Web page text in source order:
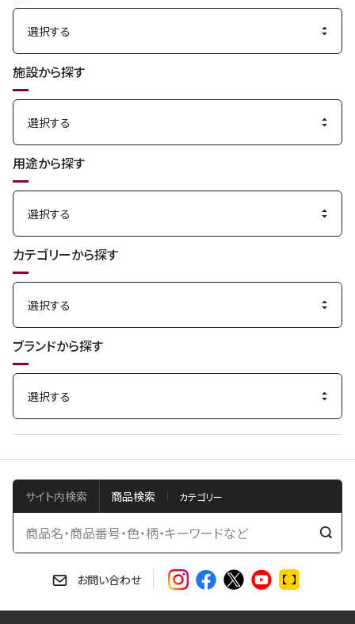
施設から探す
用途から探す
カテゴリーから探す
ブランドから探す
サイト内検索 商品検索
検
お問い合わせ